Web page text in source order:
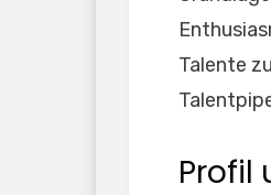
Talente
Profil